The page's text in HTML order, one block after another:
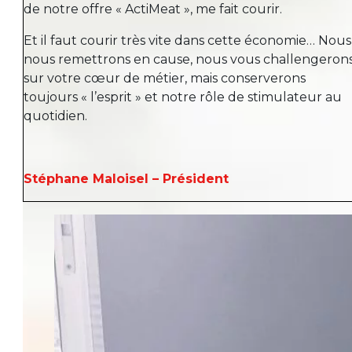
de notre offre « ActiMeat », me fait courir.
Et il faut courir très vite dans cette économie… Nous
nous remettrons en cause, nous vous
sur votre cœur de métier, mais conserverons
toujours « l’esprit » et notre rôle de stimulateur au
quotidien.
Stéphane Maloisel – Président